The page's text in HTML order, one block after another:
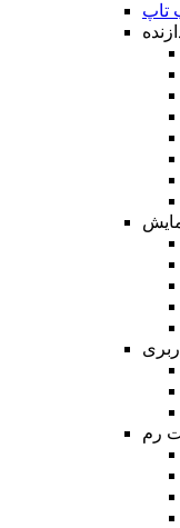
تاپ
رم